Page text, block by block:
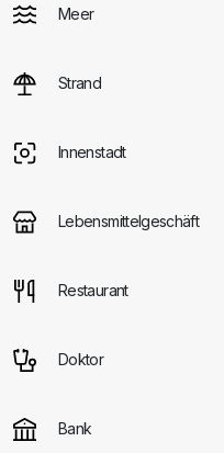
Meer
Strand
Innenstadt
Lebensmittelgeschäft
Restaurant
Doktor
Bank